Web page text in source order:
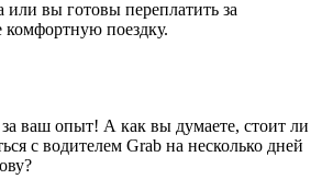
вы готовы переплатить за
комфортную поездку.
ваш опыт! А как вы думаете, стоит ли
с водителем Grab на несколько дней